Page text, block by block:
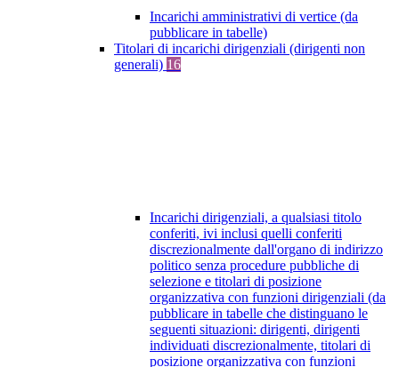
Incarichi amministrativi di vertice (da
pubblicare in tabelle)
Titolari di incarichi dirigenziali (dirigenti non
generali) 16
Incarichi dirigenziali, a qualsiasi titolo
conferiti, ivi inclusi quelli conferiti
discrezionalmente dall'organo di indirizzo
politico senza procedure pubbliche di
selezione e titolari di posizione
organizzativa con funzioni dirigenziali (da
pubblicare in tabelle che distinguano le
seguenti situazioni: dirigenti, dirigenti
individuati discrezionalmente, titolari di
posizione organizzativa con funzioni